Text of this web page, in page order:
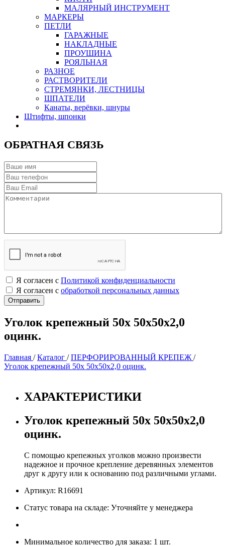
МАЛЯРНЫЙ ИНСТРУМЕНТ
МАРКЕРЫ
ПЕТЛИ
ГАРАЖНЫЕ
НАКЛАДНЫЕ
ПРОУШИНА
РОЯЛЬНАЯ
РАЗНОЕ
РАСТВОРИТЕЛИ
СТРЕМЯНКИ, ЛЕСТНИЦЫ
ШПАТЕЛИ
Канаты, верёвки, шнуры
Штифты, шпонки
ОБРАТНАЯ СВЯЗЬ
Я согласен с Политикой конфиденциальности
Я согласен с обработкой персональных данных
Уголок крепежный 50х 50х50х2,0
оцинк.
Главная /Каталог /ПЕРФОРИРОВАННЫЙ КРЕПЕЖ /
Уголок крепежный 50х 50х50х2,0 оцинк.
ХАРАКТЕРИСТИКИ
Уголок крепежный 50х 50х50х2,0
оцинк.
С помощью крепежных уголков можно произвести
надежное и прочное крепление деревянных элементов
друг к другу или к основанию под различными углами.
Артикул: R16691
Статус товара на складе: Уточняйте у менеджера
Минимальное количество для заказа: 1 шт.